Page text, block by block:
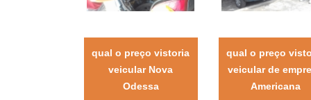
qual o preço vistoria
veicular Nova
Odessa
qual o preço
veicular de
Americana